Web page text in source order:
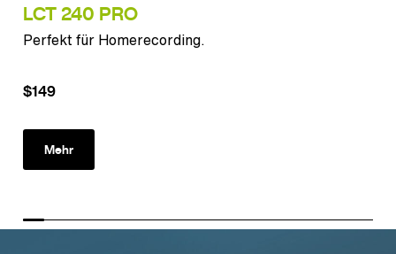
LCT 240 PRO
Perfekt für Homerecording.
$149
Mehr